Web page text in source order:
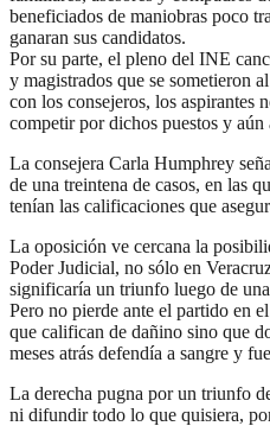
beneficiados de maniobras poco
ganaran sus candidatos.
Por su parte, el pleno del INE
y magistrados que se sometieron
con los consejeros, los aspirantes
competir por dichos puestos y
La consejera Carla Humphrey
de una treintena de casos, en las
tenían las calificaciones que
La oposición ve cercana la
Poder Judicial, no sólo en
significaría un triunfo luego de
Pero no pierde ante el partido en
que califican de dañino sino que
meses atrás defendía a sangre y
La derecha pugna por un triunfo
ni difundir todo lo que quisiera,